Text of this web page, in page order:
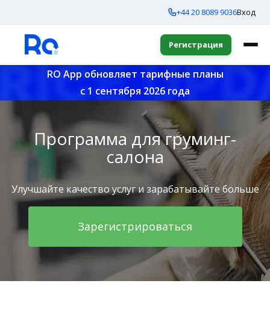
+44 20 8089 9036Вход
Регистрация
RO App обновляет тарифные планы
с 1 сентября 2026 года
Программа для груминг-
салона
Улучшайте качество услуг и зарабатывайте больше
Зарегистрироваться